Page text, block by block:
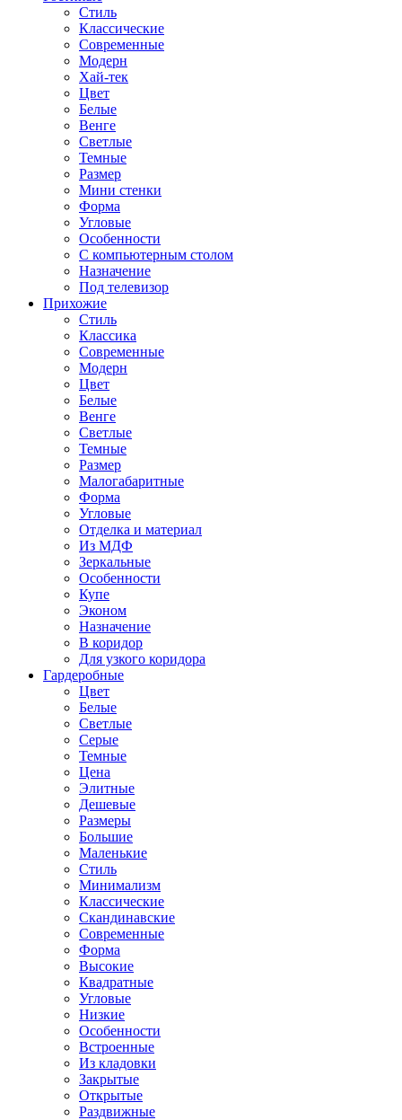
Стиль
Классические
Современные
Модерн
Хай-тек
Цвет
Белые
Венге
Светлые
Темные
Размер
Мини стенки
Форма
Угловые
Особенности
С компьютерным столом
Назначение
Под телевизор
Прихожие
Стиль
Классика
Современные
Модерн
Цвет
Белые
Венге
Светлые
Темные
Размер
Малогабаритные
Форма
Угловые
Отделка и материал
Из МДФ
Зеркальные
Особенности
Купе
Эконом
Назначение
В коридор
Для узкого коридора
Гардеробные
Цвет
Белые
Светлые
Серые
Темные
Цена
Элитные
Дешевые
Размеры
Большие
Маленькие
Стиль
Минимализм
Классические
Скандинавские
Современные
Форма
Высокие
Квадратные
Угловые
Низкие
Особенности
Встроенные
Из кладовки
Закрытые
Открытые
Раздвижные